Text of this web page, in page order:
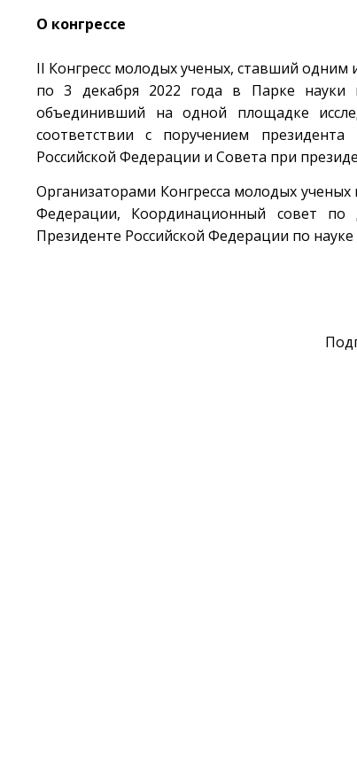
О конгрессе
II Конгресс молодых ученых, ставший одним
по 3 декабря 2022 года в Парке науки
объединивший на одной площадке
соответствии с поручением
Российской Федерации и Совета при
Организаторами Конгресса молодых
Федерации, Координационный совет
Президенте Российской Федерации по